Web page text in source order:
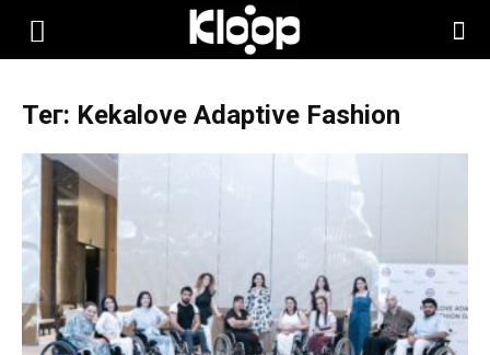
KLOOP.KG
Новости
Кыргызстана
Тег: Kekalove Adaptive Fashion